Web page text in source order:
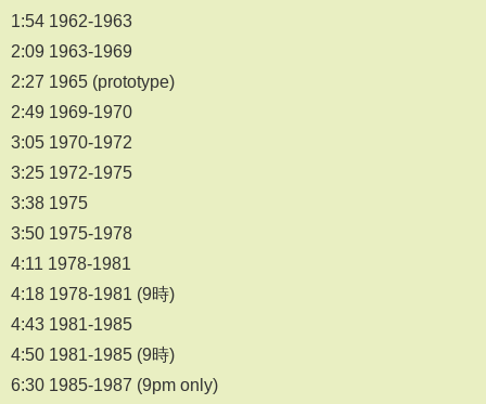
1:54 1962-1963
2:09 1963-1969
2:27 1965 (prototype)
2:49 1969-1970
3:05 1970-1972
3:25 1972-1975
3:38 1975
3:50 1975-1978
4:11 1978-1981
4:18 1978-1981 (9時)
4:43 1981-1985
4:50 1981-1985 (9時)
6:30 1985-1987 (9pm only)